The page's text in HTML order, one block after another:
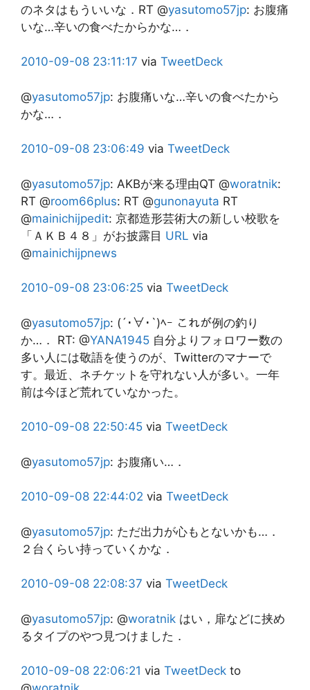
のネタはもういいな．RT @yasutomo57jp: お腹痛
いな…辛いの食べたからかな…．
2010-09-08 23:11:17 via TweetDeck
@yasutomo57jp: お腹痛いな…辛いの食べたから
かな…．
2010-09-08 23:06:49 via TweetDeck
@yasutomo57jp: AKBが来る理由QT @woratnik:
RT @room66plus: RT @gunonayuta RT
@mainichijpedit: 京都造形芸術大の新しい校歌を
「ＡＫＢ４８」がお披露目 URL via
@mainichijpnews
2010-09-08 23:06:25 via TweetDeck
@yasutomo57jp: (´･∀･`)ﾍｰ これが例の釣り
か…． RT: @YANA1945 自分よりフォロワー数の
多い人には敬語を使うのが、Twitterのマナーで
す。最近、ネチケットを守れない人が多い。一年
前は今ほど荒れていなかった。
2010-09-08 22:50:45 via TweetDeck
@yasutomo57jp: お腹痛い…．
2010-09-08 22:44:02 via TweetDeck
@yasutomo57jp: ただ出力が心もとないかも…．
２台くらい持っていくかな．
2010-09-08 22:08:37 via TweetDeck
@yasutomo57jp: @woratnik はい，扉などに挟め
るタイプのやつ見つけました．
2010-09-08 22:06:21 via TweetDeck to